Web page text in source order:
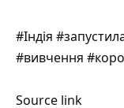
#Індія
#вивчення
Source link